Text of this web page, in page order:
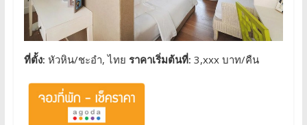
ที่ตั้ง: หัวหิน/ชะอำ, ไทย ราคาเริ่มต้นที่: 3,xxx บาท/คืน